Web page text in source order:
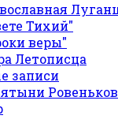
Тихий"
веры"
Летописца
записи